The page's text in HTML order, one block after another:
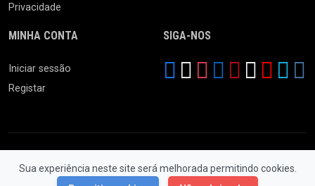
Sua experiência neste site será melhorada permitindo cookies.
Privacidade
MINHA CONTA
Iniciar sessão
Registar
SIGA-NOS
© 2026 Feira da Ladra. Todos os Direitos Reservados.